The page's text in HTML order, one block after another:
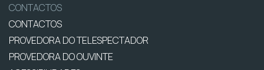
CONTACTOS
CONTACTOS
PROVEDORA DO TELESPECTADOR
PROVEDORA DO OUVINTE